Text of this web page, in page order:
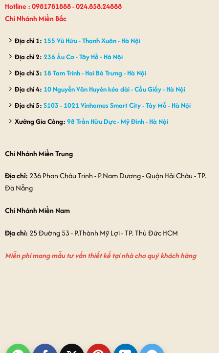
Hotline : 0981781888 - 024.858.24888
Chi Nhánh Miền Bắc
Địa chỉ 1: 155 Vũ Hữu - Thanh Xuân - Hà Nội
Địa chỉ 2: 236 Âu Cơ - Tây Hồ - Hà Nội
Địa chỉ 3: 18 Tam Trinh - Hai Bà Trưng - Hà Nội
Địa chỉ 4: 10 Nguyễn Văn Huyên kéo dài - Cầu Giấy - Hà Nội
Địa chỉ 5: S103 - 1021 Vinhomes Smart City - Tây Mỗ - Hà Nội
Xưởng Gia Công: 98 Trần Hữu Dực - Mỹ Đình - Hà Nội
Chi Nhánh Miền Trung
Địa chỉ: 236 Phan Châu Trinh - P.Nam Dương - Quận Hải Châu - TP.
Đà Nẵng
Chi Nhánh Miền Nam
Địa chỉ: 25 Đường 53 - P.Thành Mỹ Lợi - TP. Thủ Đức HCM
Miễn phí mang mẫu tư vấn thiết kế tại nhà cho quý khách hàng